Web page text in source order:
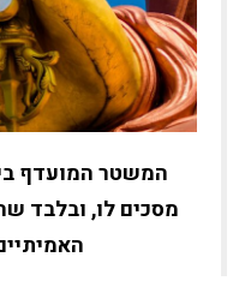
המשטר המועדף
מסכים לו, ובלבד